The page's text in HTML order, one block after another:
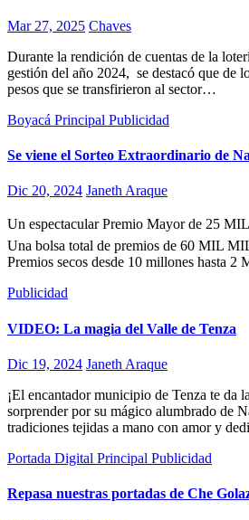
Mar 27, 2025 Chaves
Durante la rendición de cuentas de la
gestión del año 2024, se destacó que de
pesos que se transfirieron al sector…
Boyacá Principal Publicidad
Se viene el Sorteo Extraordinario de
Dic 20, 2024 Janeth Araque
Un espectacular Premio Mayor de 25
Una bolsa total de premios de 60 MIL
Premios secos desde 10 millones hasta
Publicidad
VIDEO: La magia del Valle de Tenza
Dic 19, 2024 Janeth Araque
¡El encantador municipio de Tenza te da
sorprender por su mágico alumbrado de
tradiciones tejidas a mano con amor y
Portada Digital Principal Publicidad
Repasa nuestras portadas de Che